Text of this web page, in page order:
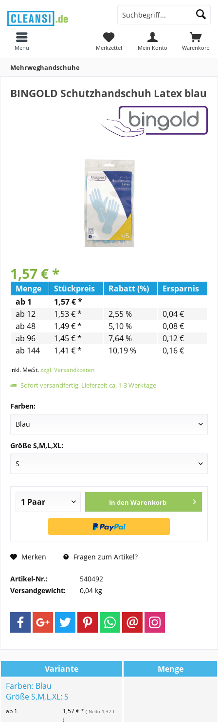
Warenkorb
Merkzettel Mein Konto
Menü
Mehrweghandschuhe
BINGOLD Schutzhandschuh Latex blau
1,57 € *
Menge Stückpreis Rabatt (%)
Ersparnis
ab 1
1,57 € *
ab 12 1,53 € * 2,55 %
0,04 €
ab 48 1,49 € * 5,10 %
0,08 €
ab 96 1,45 € * 7,64 %
0,12 €
ab 144 1,41 € * 10,19 % 0,16 €
inkl. MwSt.zzgl. Versandkosten
Sofort versandfertig, Lieferzeit ca. 1-3 Werktage
Farben:
Größe S,M,L,XL:
In den Warenkorb
Merken Fragen zum Artikel?
Artikel-Nr.:
540492
Versandgewicht:
0,04 kg
Variante
Menge
Farben: Blau
Größe S,M,L,XL: S
ab 1 1,57 € * ( Netto 1,32 €
)